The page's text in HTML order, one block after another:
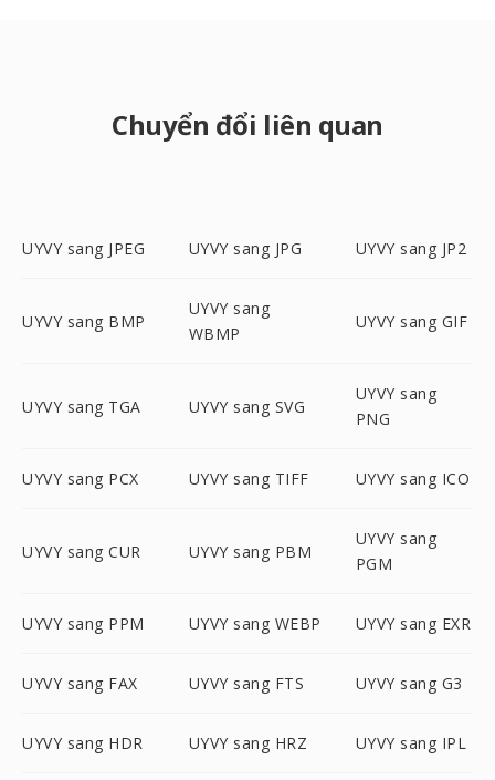
Chuyển đổi liên quan
UYVY sang JPEG UYVY sang JPG UYVY sang JP2
UYVY sang BMP
UYVY sang
WBMP
UYVY sang GIF
UYVY sang TGA UYVY sang SVG
UYVY sang
PNG
UYVY sang PCX UYVY sang TIFF UYVY sang ICO
UYVY sang CUR UYVY sang PBM
UYVY sang
PGM
UYVY sang PPM UYVY sang WEBP UYVY sang EXR
UYVY sang FAX UYVY sang FTS UYVY sang G3
UYVY sang HDR UYVY sang HRZ UYVY sang IPL